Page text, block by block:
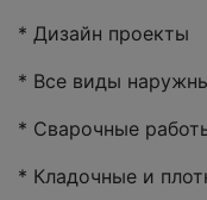
* Дизайн проекты
* Все виды
* Сварочные
* Кладочные и